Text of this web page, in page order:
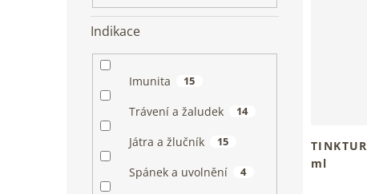
Indikace
Imunita 15
Trávení a žaludek 14
Játra a žlučník 15
Spánek a uvolnění 4
ml